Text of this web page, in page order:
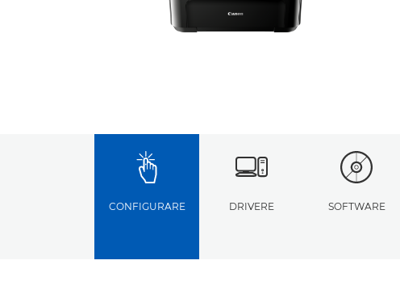
CONFIGURARE DRIVERE SOFTWARE